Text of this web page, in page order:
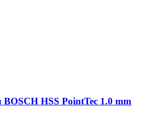
BOSCH HSS PointTec 1.0 mm